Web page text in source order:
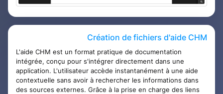
Création de fichiers d'aide CHM
L'aide CHM est un format pratique de documentation
intégrée, conçu pour s'intégrer directement dans une
application. L'utilisateur accède instantanément à une aide
contextuelle sans avoir à rechercher les informations dans
des sources externes. Grâce à la prise en charge des liens